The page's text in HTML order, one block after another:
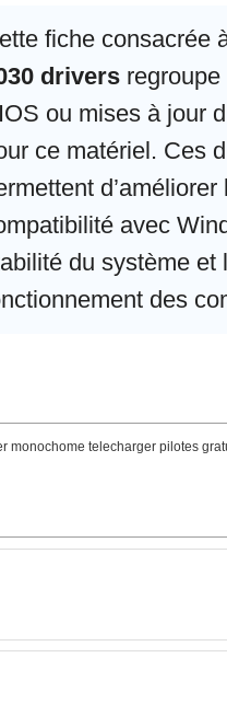
fiche consacrée
drivers
ou mises à jour
ce matériel. Ces
d’améliorer
avec
du système et
des
monochome telecharger pilotes